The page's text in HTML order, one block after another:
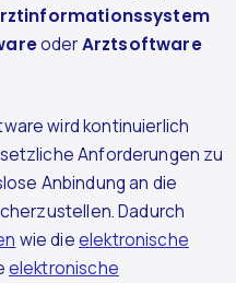
oderArztsoftware
wird kontinuierlich
Anforderungen zu
Anbindung an die
Dadurch
wie dieelektronische
elektronische